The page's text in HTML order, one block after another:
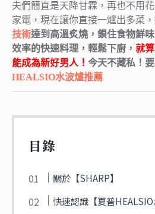
夫們簡直是天降甘霖， 再也不用
家電， 現在讓你直接一爐出多菜，
技術達到高溫炙燒，鎖住食物鮮味
效率的快速料理，輕鬆下廚， 就
能成為新好男人！ 今天不藏私！
HEALSIO水波爐推薦
目錄
關於【SHARP】
快速認識【夏普HEALSIO